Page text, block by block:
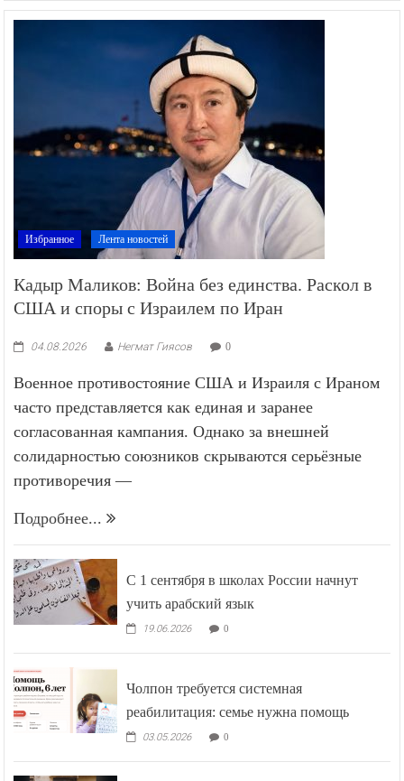
Избранное Лента новостей
Кадыр Маликов: Война без единства. Раскол в
США и споры с Израилем по Иран
04.08.2026 Негмат Гиясов 0
Военное противостояние США и Израиля с Ираном
часто представляется как единая и заранее
согласованная кампания. Однако за внешней
солидарностью союзников скрываются серьёзные
противоречия —
Подробнее...
С 1 сентября в школах России начнут
учить арабский язык
19.06.2026 0
Чолпон требуется системная
реабилитация: семье нужна помощь
03.05.2026 0